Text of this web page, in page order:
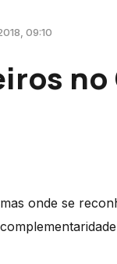
09:10
onde se